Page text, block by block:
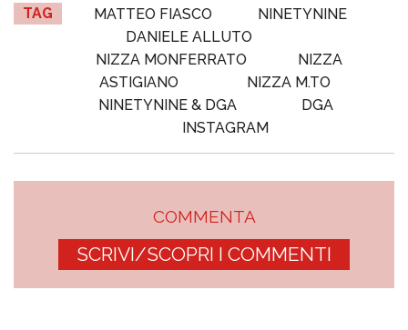
TAG MATTEO FIASCO
NINETYNINE
DANIELE ALLUTO
NIZZA MONFERRATO
NIZZA
ASTIGIANO
NIZZA M.TO
NINETYNINE & DGA
DGA
INSTAGRAM
COMMENTA
SCRIVI/SCOPRI I COMMENTI